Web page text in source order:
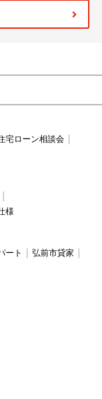
宅ローン相談会
様
ート
弘前市貸家